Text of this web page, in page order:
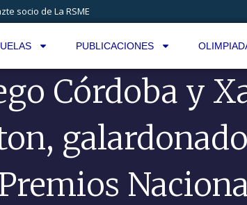
socio de La RSME
PUBLICACIONES
Córdoba y